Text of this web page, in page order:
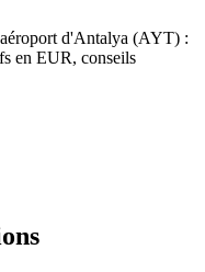
d'Antalya (AYT) :
en EUR, conseils